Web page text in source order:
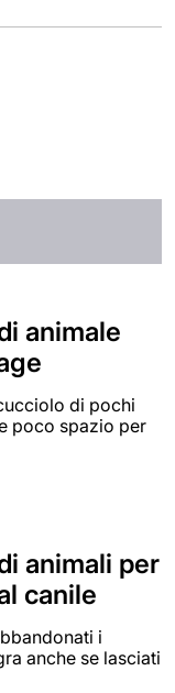
animale
di pochi
poco spazio per
animali per
canile
i
anche se lasciati